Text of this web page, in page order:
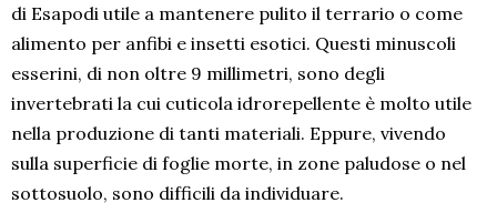
di Esapodi utile a mantenere pulito il terrario o come
alimento per anfibi e insetti esotici. Questi minuscoli
esserini, di non oltre 9 millimetri, sono degli
invertebrati la cui cuticola idrorepellente è molto utile
nella produzione di tanti materiali. Eppure, vivendo
sulla superficie di foglie morte, in zone paludose o nel
sottosuolo, sono difficili da individuare.